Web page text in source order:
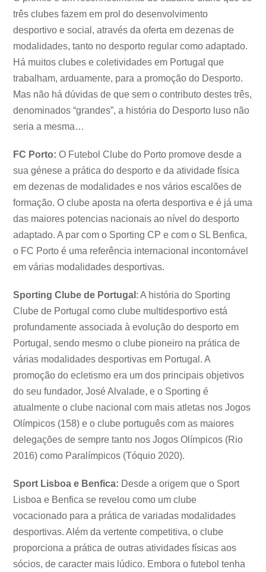
três clubes fazem em prol do desenvolvimento
desportivo e social, através da oferta em dezenas de
modalidades, tanto no desporto regular como adaptado.
Há muitos clubes e coletividades em Portugal que
trabalham, arduamente, para a promoção do Desporto.
Mas não há dúvidas de que sem o contributo destes três,
denominados “grandes”, a história do Desporto luso não
seria a mesma…
FC Porto: O Futebol Clube do Porto promove desde a
sua génese a prática do desporto e da atividade física
em dezenas de modalidades e nos vários escalões de
formação. O clube aposta na oferta desportiva e é já uma
das maiores potencias nacionais ao nível do desporto
adaptado. A par com o Sporting CP e com o SL Benfica,
o FC Porto é uma referência internacional incontornável
em várias modalidades desportivas.
Sporting Clube de Portugal : A história do Sporting
Clube de Portugal como clube multidesportivo está
profundamente associada à evolução do desporto em
Portugal, sendo mesmo o clube pioneiro na prática de
várias modalidades desportivas em Portugal. A
promoção do ecletismo era um dos principais objetivos
do seu fundador, José Alvalade, e o Sporting é
atualmente o clube nacional com mais atletas nos Jogos
Olímpicos (158) e o clube português com as maiores
delegações de sempre tanto nos Jogos Olímpicos (Rio
2016) como Paralímpicos (Tóquio 2020).
Sport Lisboa e Benfica: Desde a origem que o Sport
Lisboa e Benfica se revelou como um clube
vocacionado para a prática de variadas modalidades
desportivas. Além da vertente competitiva, o clube
proporciona a prática de outras atividades físicas aos
sócios, de caracter mais lúdico. Embora o futebol tenha